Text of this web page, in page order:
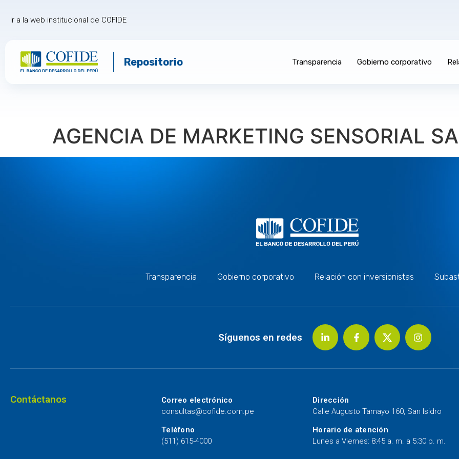
Ir a la web institucional de COFIDE
Repositorio Transparencia Gobierno corporativo
AGENCIA DE MARKETING SENSORIAL SA
Transparencia Gobierno corporativo Relación con inversionistas
Síguenos en redes
Contáctanos
Correo electrónico
consultas@cofide.com.pe
Teléfono
(511) 615-4000
Dirección
Calle Augusto Tamayo 160, San Isidro
Horario de atención
Lunes a Viernes: 8:45 a. m. a 5:30 p. m.